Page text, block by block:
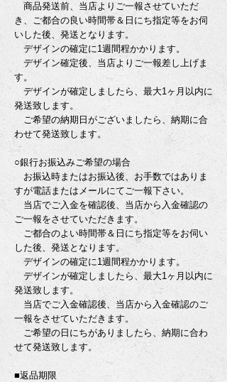
商品発送前、当店よりご一報させていただ
き、ご都合の良い時間帯＆日にち指定等をお伺
いした後、発送となります。
デザインの確定に1週間程かかります。
デザイン確定後、当店よりご一報差し上げま
す。
デザインが確定しましたら、最大1ヶ月以内に
発送致します。
ご希望の納期日がございましたら、納期に合
わせて発送致します。
○銀行お振込みご希望の場合
お振込時またはお振込後、お手数ではありま
すが電話またはメールにてご一報下さい。
当店でご入金を確認後、当店から入金確認の
ご一報をさせていただきます。
ご都合のよい時間帯＆日にち指定等をお伺い
した後、発送となります。
デザインの確定に1週間程かかります。
デザインが確定しましたら、最大1ヶ月以内に
発送致します。
当店でご入金確認後、当店から入金確認のご
一報をさせていただきます。
ご希望の日にちがありましたら、納期に合わ
せて発送致します。
■返品期限